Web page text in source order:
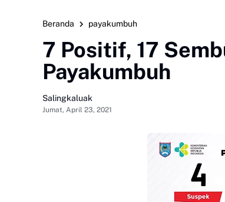
Beranda payakumbuh
7 Positif, 17
Payakumbuh
Salingkaluak
Jumat, April 23, 2021